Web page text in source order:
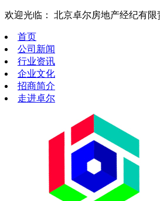
欢迎光临： 北京卓尔房地产经纪有限
首页
公司新闻
行业资讯
企业文化
招商简介
走进卓尔